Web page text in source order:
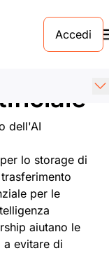
Accedi
dell'AI
lo storage di
per le
aiutano le
a evitare di